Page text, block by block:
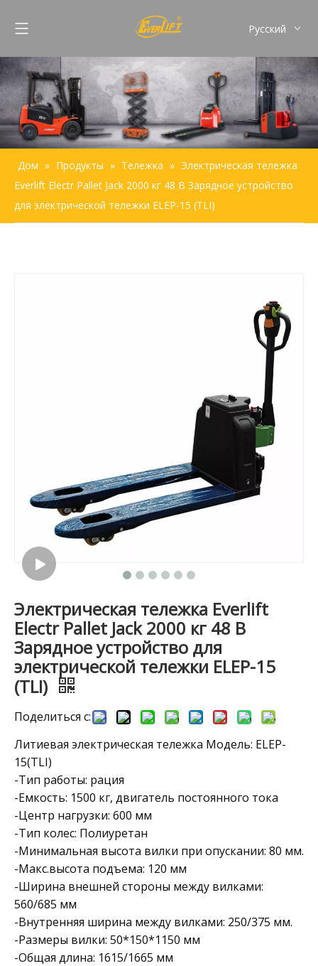
Pусский
Français
Español
Português
Дом » Продукты » Тележка » Электрическая тележка
Everlift Electr Pallet Jack 2000 кг 48 В Зарядное устройство
для электрической тележки ELEP-15 (TLI)
Электрическая тележка Everlift
Electr Pallet Jack 2000 кг 48 В
Зарядное устройство для
электрической тележки ELEP-15
(TLI)
Поделиться с:
Литиевая электрическая тележка Модель: ELEP-
15(TLI)
-Тип работы: рация
-Емкость: 1500 кг, двигатель постоянного тока
-Центр нагрузки: 600 мм
-Тип колес: Полиуретан
-Минимальная высота вилки при опускании: 80 мм.
-Макс.высота подъема: 120 мм
-Ширина внешней стороны между вилками:
560/685 мм
-Внутренняя ширина между вилками: 250/375 мм.
-Размеры вилки: 50*150*1150 мм
-Общая длина: 1615/1665 мм